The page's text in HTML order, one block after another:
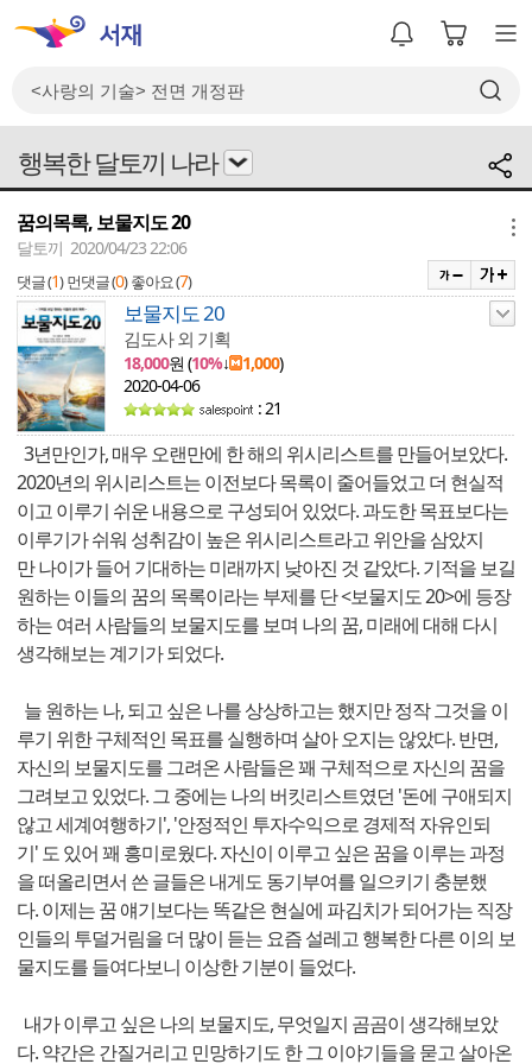
행복한 달토끼 나라
꿈의목록, 보물지도 20
달토끼 2020/04/23 22:06
댓글 (1) 먼댓글 (0) 좋아요 (7)
보물지도 20
김도사 외 기획
18,000원 (10%↓ 1,000)
2020-04-06
: 21
3년만인가, 매우 오랜만에 한 해의 위시리스트를 만들어보았다.
2020년의 위시리스트는 이전보다 목록이 줄어들었고 더 현실적
이고 이루기 쉬운 내용으로 구성되어 있었다. 과도한 목표보다는
이루기가 쉬워 성취감이 높은 위시리스트라고 위안을 삼았지
만 나이가 들어 기대하는 미래까지 낮아진 것 같았다. 기적을 보길
원하는 이들의 꿈의 목록이라는 부제를 단 <보물지도 20>에 등장
하는 여러 사람들의 보물지도를 보며 나의 꿈, 미래에 대해 다시
생각해보는 계기가 되었다.
늘 원하는 나, 되고 싶은 나를 상상하고는 했지만 정작 그것을 이
루기 위한 구체적인 목표를 실행하며 살아 오지는 않았다. 반면,
자신의 보물지도를 그려온 사람들은 꽤 구체적으로 자신의 꿈을
그려보고 있었다. 그 중에는 나의 버킷리스트였던 '돈에 구애되지
않고 세계여행하기', '안정적인 투자수익으로 경제적 자유인되
기' 도 있어 꽤 흥미로웠다. 자신이 이루고 싶은 꿈을 이루는 과정
을 떠올리면서 쓴 글들은 내게도 동기부여를 일으키기 충분했
다. 이제는 꿈 얘기보다는 똑같은 현실에 파김치가 되어가는 직장
인들의 투덜거림을 더 많이 듣는 요즘 설레고 행복한 다른 이의 보
물지도를 들여다보니 이상한 기분이 들었다.
내가 이루고 싶은 나의 보물지도, 무엇일지 곰곰이 생각해보았
다. 약간은 간질거리고 민망하기도 한 그 이야기들을 묻고 살아온